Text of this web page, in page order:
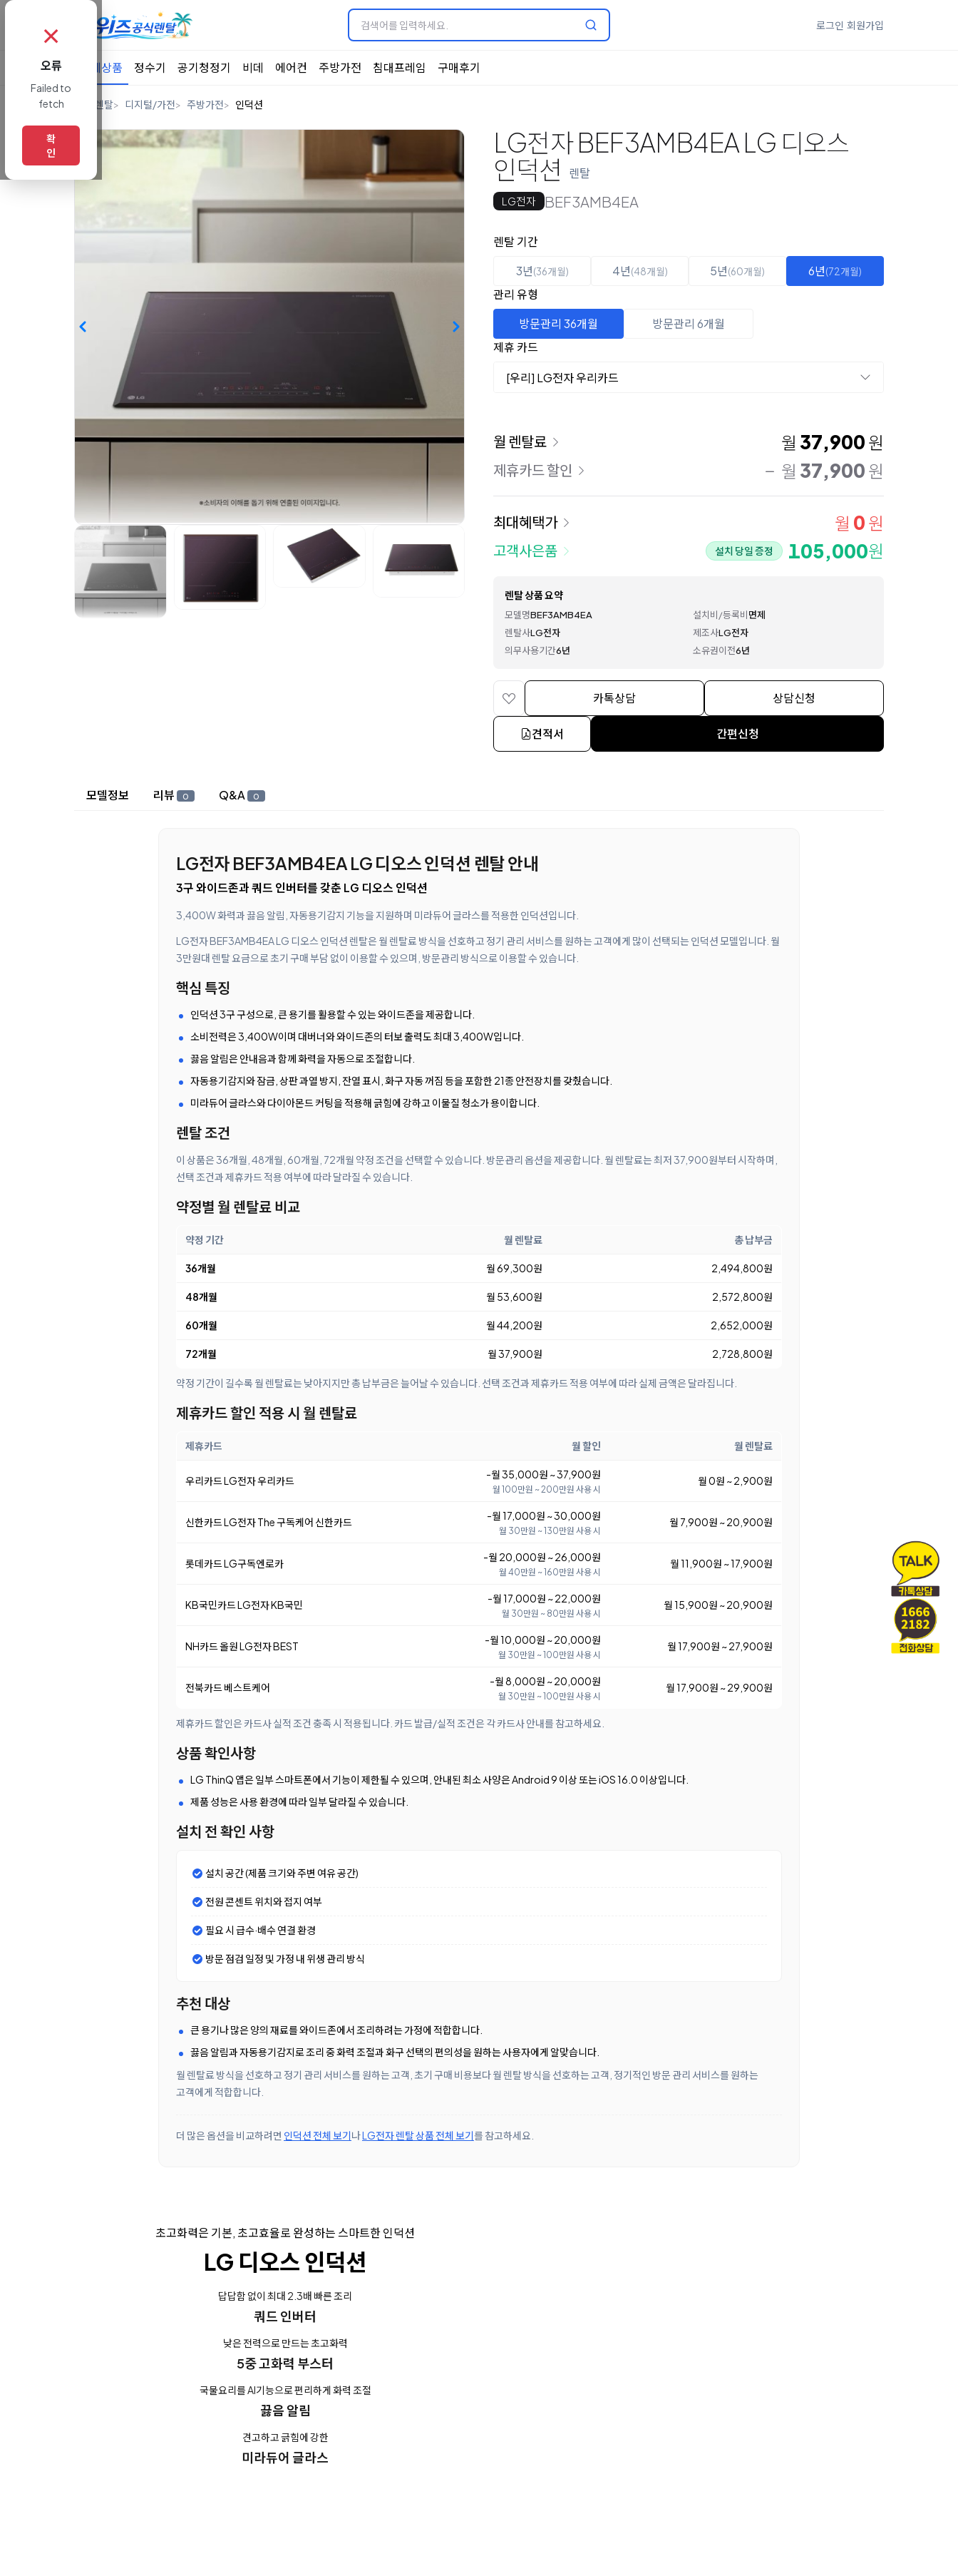
로그인 회원가입
전체상품 정수기 공기청정기 비데 에어컨 주방가전 침대프레임 구매후기
렌탈 디지털/가전 주방가전 인덕션
LG전자 BEF3AMB4EA LG 디오스
인덕션
렌탈
LG전자 BEF3AMB4EA
옵션 선택
렌탈 선택
렌탈 기간
3년(36개월) 4년(48개월) 5년(60개월) 6년(72개월)
관리 유형
방문관리 36개월
방문관리 6개월
제휴 카드
[우리] LG전자 우리카드
이용 요금
월 렌탈료 월 37,900 원
제휴카드 할인 월 37,900 원
최대혜택가 월 0 원
고객사은품 설치 당일 증정 105,000원
렌탈 상품 요약
모델명BEF3AMB4EA 설치비/등록비면제
렌탈사LG전자 제조사LG전자
의무사용기간6년 소유권이전6년
카톡상담 상담신청
견적서 간편신청
상세 정보
모델정보 리뷰 0 Q&A 0
LG전자 BEF3AMB4EA LG 디오스 인덕션 렌탈 안내
3구 와이드존과 쿼드 인버터를 갖춘 LG 디오스 인덕션
3,400W 화력과 끓음 알림, 자동용기감지 기능을 지원하며 미라듀어 글라스를 적용한 인덕션입니다.
LG전자 BEF3AMB4EA LG 디오스 인덕션 렌탈은 월 렌탈료 방식을 선호하고 정기 관리 서비스를 원하는 고객에게 많이 선택되는 인덕션 모델입니다. 월
3만원대 렌탈 요금으로 초기 구매 부담 없이 이용할 수 있으며, 방문관리 방식으로 이용할 수 있습니다.
핵심 특징
인덕션 3구 구성으로, 큰 용기를 활용할 수 있는 와이드존을 제공합니다.
소비전력은 3,400W이며 대버너와 와이드존의 터보 출력도 최대 3,400W입니다.
끓음 알림은 안내음과 함께 화력을 자동으로 조절합니다.
자동용기감지와 잠금, 상판 과열 방지, 잔열 표시, 화구 자동 꺼짐 등을 포함한 21종 안전장치를 갖췄습니다.
미라듀어 글라스와 다이아몬드 커팅을 적용해 긁힘에 강하고 이물질 청소가 용이합니다.
렌탈 조건
이 상품은 36개월, 48개월, 60개월, 72개월 약정 조건을 선택할 수 있습니다. 방문관리 옵션을 제공합니다. 월 렌탈료는 최저 37,900원부터 시작하며,
선택 조건과 제휴카드 적용 여부에 따라 달라질 수 있습니다.
약정별 월 렌탈료 비교
약정 기간 월 렌탈료 총 납부금
36개월 월 69,300원 2,494,800원
48개월 월 53,600원 2,572,800원
60개월 월 44,200원 2,652,000원
72개월 월 37,900원 2,728,800원
약정 기간이 길수록 월 렌탈료는 낮아지지만 총 납부금은 늘어날 수 있습니다. 선택 조건과 제휴카드 적용 여부에 따라 실제 금액은 달라집니다.
제휴카드 할인 적용 시 월 렌탈료
제휴카드 월 할인 월 렌탈료
우리카드 LG전자 우리카드 -월 35,000원 ~ 37,900원
월 100만원 ~ 200만원 사용 시
월 0원 ~ 2,900원
신한카드 LG전자 The 구독케어 신한카드 -월 17,000원 ~ 30,000원
월 30만원 ~ 130만원 사용 시
월 7,900원 ~ 20,900원
롯데카드 LG구독엔로카 -월 20,000원 ~ 26,000원
월 40만원 ~ 160만원 사용 시
월 11,900원 ~ 17,900원
KB국민카드 LG전자 KB국민 -월 17,000원 ~ 22,000원
월 30만원 ~ 80만원 사용 시
월 15,900원 ~ 20,900원
NH카드 올원 LG전자 BEST -월 10,000원 ~ 20,000원
월 30만원 ~ 100만원 사용 시
월 17,900원 ~ 27,900원
전북카드 베스트케어 -월 8,000원 ~ 20,000원
월 30만원 ~ 100만원 사용 시
월 17,900원 ~ 29,900원
제휴카드 할인은 카드사 실적 조건 충족 시 적용됩니다. 카드 발급/실적 조건은 각 카드사 안내를 참고하세요.
상품 확인사항
LG ThinQ 앱은 일부 스마트폰에서 기능이 제한될 수 있으며, 안내된 최소 사양은 Android 9 이상 또는 iOS 16.0 이상입니다.
제품 성능은 사용 환경에 따라 일부 달라질 수 있습니다.
설치 전 확인 사항
설치 공간 (제품 크기와 주변 여유 공간)
전원 콘센트 위치와 접지 여부
필요 시 급수·배수 연결 환경
방문 점검 일정 및 가정 내 위생 관리 방식
추천 대상
큰 용기나 많은 양의 재료를 와이드존에서 조리하려는 가정에 적합합니다.
끓음 알림과 자동용기감지로 조리 중 화력 조절과 화구 선택의 편의성을 원하는 사용자에게 알맞습니다.
월 렌탈료 방식을 선호하고 정기 관리 서비스를 원하는 고객, 초기 구매 비용보다 월 렌탈 방식을 선호하는 고객, 정기적인 방문 관리 서비스를 원하는
고객에게 적합합니다.
더 많은 옵션을 비교하려면 인덕션 전체 보기나LG전자 렌탈 상품 전체 보기를 참고하세요.
초고화력은 기본, 초고효율로 완성하는 스마트한 인덕션
LG 디오스 인덕션
답답함 없이 최대 2.3배 빠른 조리
쿼드 인버터
낮은 전력으로 만드는 초고화력
5중 고화력 부스터
국물요리를 AI기능으로 편리하게 화력 조절
끓음 알림
견고하고 긁힘에 강한
미라듀어 글라스
✗
오류
Failed to
fetch
확
인